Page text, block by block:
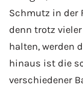
Schmutz in der
denn trotz
halten, werden
hinaus ist die
verschiedener